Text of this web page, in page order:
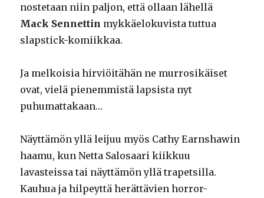
nostetaan niin paljon, että ollaan lähellä
Mack Sennettin mykkäelokuvista tuttua
slapstick-komiikkaa.
Ja melkoisia hirviöitähän ne murrosikäiset
ovat, vielä pienemmistä lapsista nyt
puhumattakaan…
Näyttämön yllä leijuu myös Cathy Earnshawin
haamu, kun Netta Salosaari kiikkuu
lavasteissa tai näyttämön yllä trapetsilla.
Kauhua ja hilpeyttä herättävien horror-